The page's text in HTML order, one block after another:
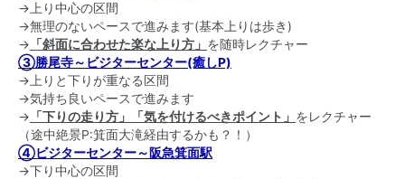
→上り中心の区間
→無理のないペースで進みます(基本上りは歩き)
→ 「斜面に合わせた楽な上り方」 を随時レクチャー
③勝尾寺～ビジターセンター(癒しP)
→上りと下りが重なる区間
→気持ち良いペースで進みます
→ 「下りの走り方」「気を付けるべきポイント」 をレクチャー
（途中絶景P:箕面大滝経由するかも？！）
④ビジターセンター～阪急箕面駅
→下り中心の区間